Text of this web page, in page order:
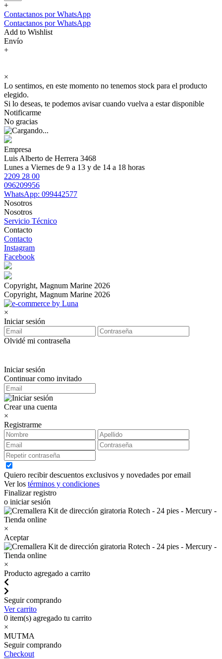
+
Contactanos por WhatsApp
Contactanos por WhatsApp
Add to Wishlist
Envío
+
×
Lo sentimos, en este momento no tenemos stock para el producto
elegido.
Si lo deseas, te podemos avisar cuando vuelva a estar disponible
Notificarme
No gracias
Empresa
Luis Alberto de Herrera 3468
Lunes a Viernes de 9 a 13 y de 14 a 18 horas
2209 28 00
096209956
WhatsApp: 099442577
Nosotros
Nosotros
Servicio Técnico
Contacto
Contacto
Instagram
Facebook
Copyright, Magnum Marine 2026
Copyright, Magnum Marine 2026
×
Iniciar sesión
Olvidé mi contraseña
Iniciar sesión
Continuar como invitado
Crear una cuenta
×
Registrarme
Quiero recibir descuentos exclusivos y novedades por email
Ver los términos y condiciones
Finalizar registro
o iniciar sesión
×
Aceptar
×
Producto agregado a carrito
Seguir comprando
Ver carrito
0 item(s) agregado tu carrito
×
MUTMA
Seguir comprando
Checkout